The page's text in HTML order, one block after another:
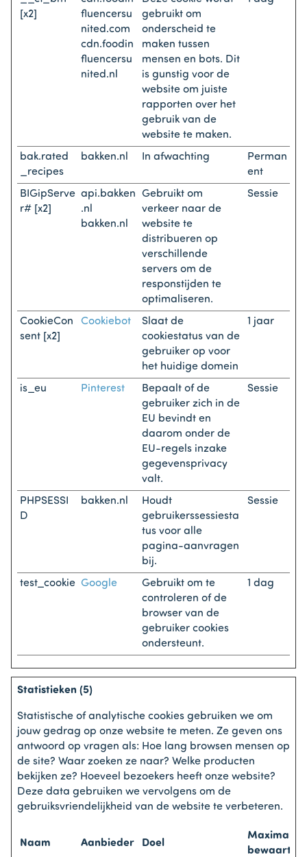
[x2]
fluencersu
nited.com
cdn.foodin
fluencersu
nited.nl
gebruikt om
onderscheid te
maken tussen
mensen en bots. Dit
is gunstig voor de
website om juiste
rapporten over het
gebruik van de
website te maken.
bak.rated
_recipes
bakken.nl In afwachting
Perman
ent
BIGipServe
r# [x2]
api.bakken
.nl
bakken.nl
Gebruikt om
verkeer naar de
website te
distribueren op
verschillende
servers om de
responstijden te
optimaliseren.
Sessie
CookieCon
sent [x2]
Cookiebot
Slaat de
cookiestatus van de
gebruiker op voor
het huidige domein
1 jaar
is_eu Pinterest
Bepaalt of de
gebruiker zich in de
EU bevindt en
daarom onder de
EU-regels inzake
gegevensprivacy
valt.
Sessie
PHPSESSI
D
bakken.nl
Houdt
gebruikerssessiesta
tus voor alle
pagina-aanvragen
bij.
Sessie
test_cookie Google
Gebruikt om te
controleren of de
browser van de
gebruiker cookies
ondersteunt.
1 dag
Statistieken (5)
Statistische of analytische cookies gebruiken we om
jouw gedrag op onze website te meten. Ze geven ons
antwoord op vragen als: Hoe lang browsen mensen op
de site? Waar zoeken ze naar? Welke producten
bekijken ze? Hoeveel bezoekers heeft onze website?
Deze data gebruiken we vervolgens om de
gebruiksvriendelijkheid van de website te verbeteren.
Naam Aanbieder Doel
Maximale